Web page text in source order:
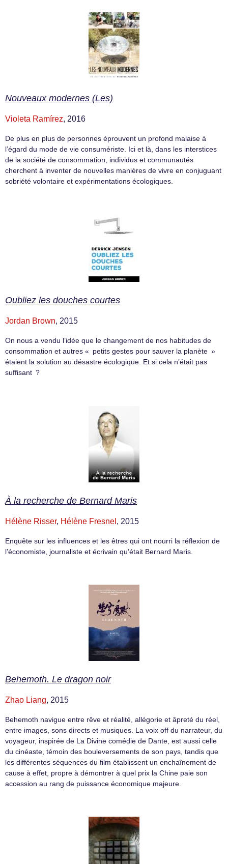
Nouveaux modernes (Les)
Violeta Ramírez, 2016
De plus en plus de personnes éprouvent un profond malaise à
l’égard du mode de vie consumériste. Ici et là, dans les interstices
de la société de consommation, individus et communautés
cherchent à inventer de nouvelles manières de vivre en conjuguant
sobriété volontaire et expérimentations écologiques.
Oubliez les douches courtes
Jordan Brown, 2015
On nous a vendu l’idée que le changement de nos habitudes de
consommation et autres « petits gestes pour sauver la planète »
étaient la solution au désastre écologique. Et si cela n’était pas
suffisant ?
À la recherche de Bernard Maris
Hélène Risser, Hélène Fresnel , 2015
Enquête sur les influences et les êtres qui ont nourri la réflexion de
l’économiste, journaliste et écrivain qu’était Bernard Maris.
Behemoth. Le dragon noir
Zhao Liang, 2015
Behemoth navigue entre rêve et réalité, allégorie et âpreté du réel,
entre images, sons directs et musiques. La voix off du narrateur, du
voyageur, inspirée de La Divine comédie de Dante, est aussi celle
du cinéaste, témoin des bouleversements de son pays, tandis que
les différentes séquences du film établissent un enchaînement de
cause à effet, propre à démontrer à quel prix la Chine paie son
accession au rang de puissance économique majeure.